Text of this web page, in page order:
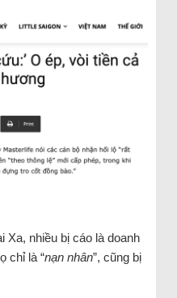
nhiều bị cáo là doanh
chỉ là “nạn nhân”, cũng bị